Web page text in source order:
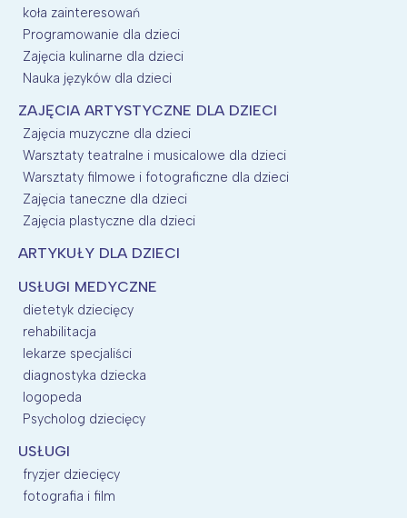
koła zainteresowań
Programowanie dla dzieci
Zajęcia kulinarne dla dzieci
Nauka języków dla dzieci
ZAJĘCIA ARTYSTYCZNE DLA DZIECI
Zajęcia muzyczne dla dzieci
Warsztaty teatralne i musicalowe dla dzieci
Warsztaty filmowe i fotograficzne dla dzieci
Zajęcia taneczne dla dzieci
Zajęcia plastyczne dla dzieci
ARTYKUŁY DLA DZIECI
USŁUGI MEDYCZNE
dietetyk dziecięcy
rehabilitacja
lekarze specjaliści
diagnostyka dziecka
logopeda
Psycholog dziecięcy
USŁUGI
fryzjer dziecięcy
fotografia i film